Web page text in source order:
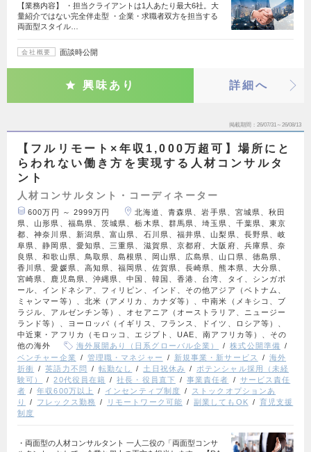
【業務内容】 ・担当クライアントは1人あたり最大6社。大
量紹介ではない完全伴走型 ・企業・求職者双方を担当する
両面型スタイル…
会社概要 面談時公開
興味あり 詳細へ
掲載期間 26/07/31～26/08/13
【フルリモート×年収1,000万超可】場所にと
らわれない働き方を実現する人材コンサルタ
ント
人材コンサルタント・コーディネーター
600万円 ～ 2999万円
北海道、青森県、岩手県、宮城県、秋田
県、山形県、福島県、茨城県、栃木県、群馬県、埼玉県、千葉県、東京
都、神奈川県、新潟県、富山県、石川県、福井県、山梨県、長野県、岐
阜県、静岡県、愛知県、三重県、滋賀県、京都府、大阪府、兵庫県、奈
良県、和歌山県、鳥取県、島根県、岡山県、広島県、山口県、徳島県、
香川県、愛媛県、高知県、福岡県、佐賀県、長崎県、熊本県、大分県、
宮崎県、鹿児島県、沖縄県、中国、韓国、香港、台湾、タイ、シンガポ
ール、インドネシア、フィリピン、インド、その他アジア（ベトナム、
ミャンマー等）、北米（アメリカ、カナダ等）、中南米（メキシコ、ブ
ラジル、アルゼンチン等）、オセアニア（オーストラリア、ニュージー
ランド等）、ヨーロッパ（イギリス、フランス、ドイツ、ロシア等）、
中近東・アフリカ（モロッコ、エジプト、UAE、南アフリカ等）、その
他の海外
海外展開あり（日系グローバル企業）
株式公開準備
ベンチャー企業
管理職・マネジャー 新規事業・新サービス
海外
折衝
英語力不問 転勤なし 土日祝休み
ポテンシャル採用（未経
験可）
20代役員在籍 社長・役員直下 事業責任者
サービス責任
者
年収600万以上 インセンティブ制度
ストックオプションあ
り
フレックス勤務 リモートワーク可能 副業してもOK
育児支援
制度
・両面型の人材コンサルタント 一人二役の「両面型コンサ